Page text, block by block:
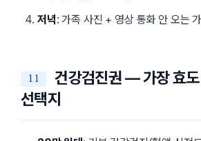
저녁: 가족 사진 + 영상 통화 안 오는
건강검진권 — 가장 효
선택지